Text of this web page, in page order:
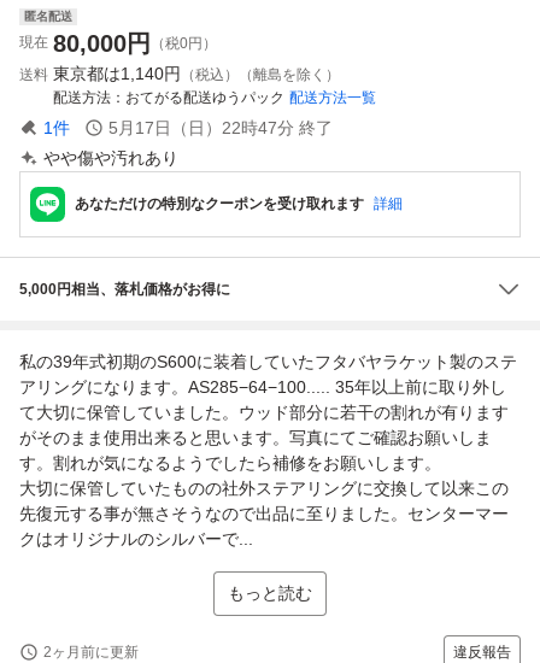
匿名配送
現在 80,000円
（税0円）
送料 東京都は1,140円
（税込）（離島を除く）
配送方法
おてがる配送ゆうパック 配送方法一覧
1件 5月17日（日）22時47分 終了
やや傷や汚れあり
あなただけの特別なクーポンを受け取れます 詳細
5,000円相当、落札価格がお得に
私の39年式初期のS600に装着していたフタバヤラケット製のステ
アリングになります。AS285−64−100..... 35年以上前に取り外し
て大切に保管していました。ウッド部分に若干の割れが有ります
がそのまま使用出来ると思います。写真にてご確認お願いしま
す。割れが気になるようでしたら補修をお願いします。
大切に保管していたものの社外ステアリングに交換して以来この
先復元する事が無さそうなので出品に至りました。センターマー
クはオリジナルのシルバーで...
もっと読む
2ヶ月前に更新 違反報告